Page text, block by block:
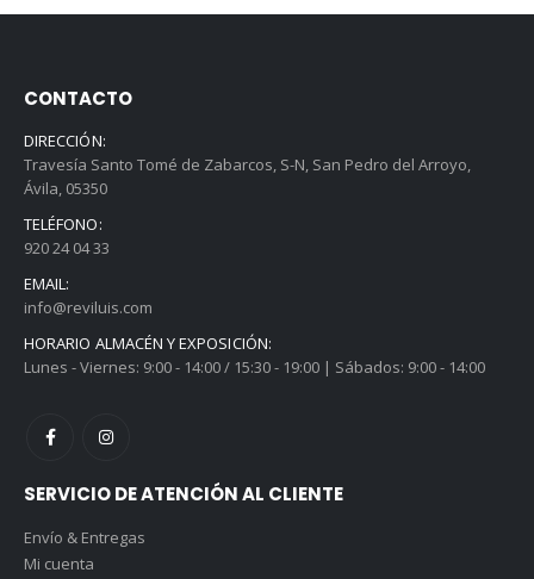
CONTACTO
DIRECCIÓN:
Travesía Santo Tomé de Zabarcos, S-N, San Pedro del Arroyo,
Ávila, 05350
TELÉFONO:
920 24 04 33
EMAIL:
info@reviluis.com
HORARIO ALMACÉN Y EXPOSICIÓN:
Lunes - Viernes: 9:00 - 14:00 / 15:30 - 19:00 | Sábados: 9:00 - 14:00
SERVICIO DE ATENCIÓN AL CLIENTE
Envío & Entregas
Mi cuenta